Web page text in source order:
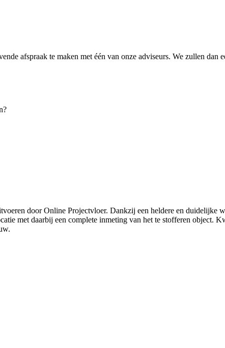
afspraak te maken met één van onze adviseurs. We zullen dan
door Online Projectvloer. Dankzij een heldere en duidelijke
met daarbij een complete inmeting van het te stofferen object.